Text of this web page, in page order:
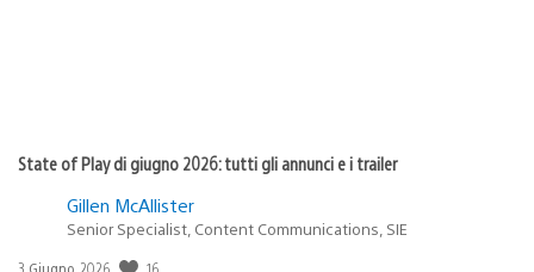
State of Play di giugno 2026: tutti gli annunci e i trailer
Gillen McAllister
Senior Specialist, Content Communications, SIE
Data
3 Giugno, 2026 16